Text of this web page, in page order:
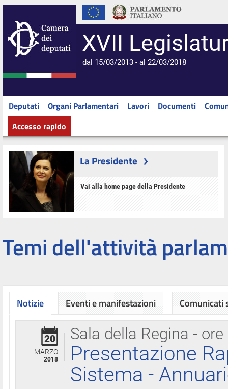
XVII
dal 15/03/2013 - al 22/03/2018
Deputati Organi Parlamentari Lavori Documenti
Accesso rapido
La Presidente
Vai alla home page della Presidente
Temi dell'attività
Notizie
Sala della Regina - ore
20
MARZO
2018
Presentazione
Sistema -
Eventi e manifestazioni Comunicati